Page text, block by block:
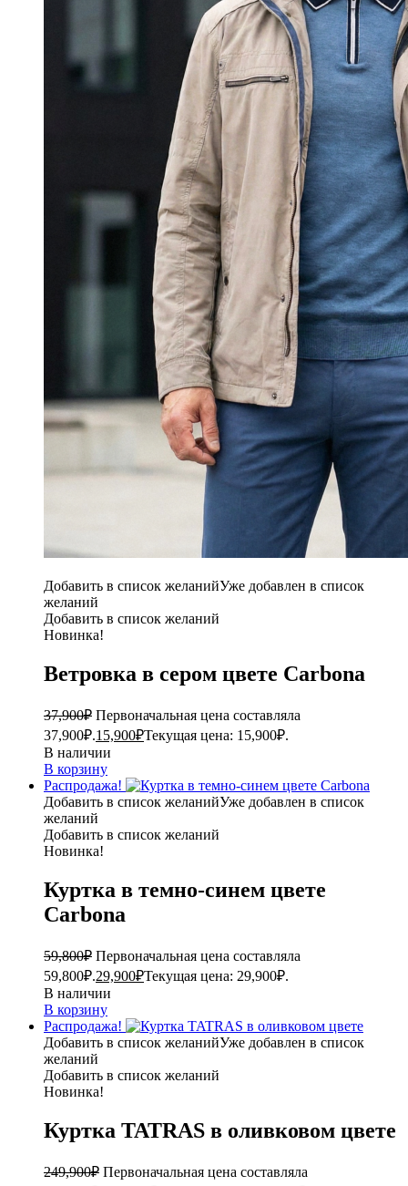
Добавить в список желанийУже добавлен в список
желаний
Добавить в список желаний
Новинка!
Ветровка в сером цвете Carbona
37,900₽ Первоначальная цена составляла
37,900₽.15,900₽Текущая цена: 15,900₽.
В наличии
В корзину
Распродажа!
Добавить в список желанийУже добавлен в список
желаний
Добавить в список желаний
Новинка!
Куртка в темно-синем цвете
Carbona
59,800₽ Первоначальная цена составляла
59,800₽.29,900₽Текущая цена: 29,900₽.
В наличии
В корзину
Распродажа!
Добавить в список желанийУже добавлен в список
желаний
Добавить в список желаний
Новинка!
Куртка TATRAS в оливковом цвете
249,900₽ Первоначальная цена составляла